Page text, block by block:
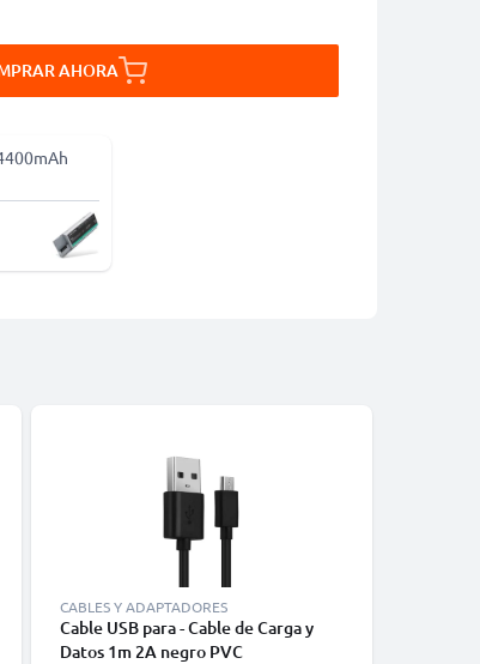
AHORA
CABLES Y ADAPTADORES
Cable USB para - Cable de Carga y
Datos 1m 2A negro PVC